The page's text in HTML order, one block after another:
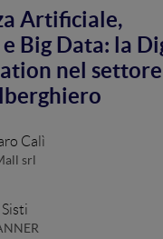
Artificiale,
Big Data: la
nel settore
Calì
srl